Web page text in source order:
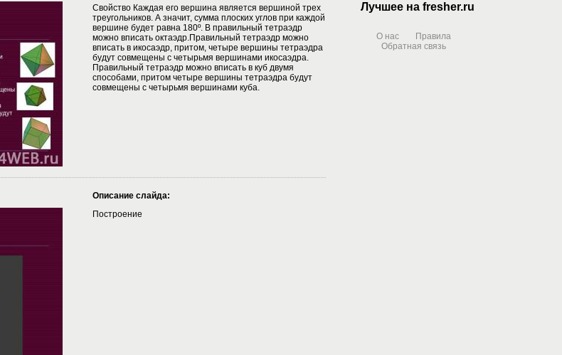
Свойство Каждая его вершина является вершиной трех
треугольников. А значит, сумма плоских углов при каждой
вершине будет равна 180º. В правильный тетраэдр
можно вписать октаэдр.Правильный тетраэдр можно
вписать в икосаэдр, притом, четыре вершины тетраэдра
будут совмещены с четырьмя вершинами икосаэдра.
Правильный тетраэдр можно вписать в куб двумя
способами, притом четыре вершины тетраэдра будут
совмещены с четырьмя вершинами куба.
Описание слайда:
Построение
Лучшее на fresher.ru
О нас
Правила
Обратная связь